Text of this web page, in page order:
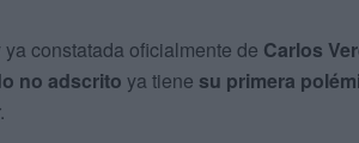
ya constatada oficialmente de Carlos
no adscrito ya tiene su primera